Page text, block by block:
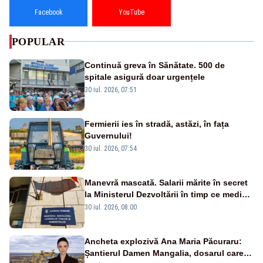
Facebook YouTube
POPULAR
Continuă greva în Sănătate. 500 de
spitale asigură doar urgențele
30 iul. 2026, 07:51
Fermierii ies în stradă, astăzi, în fața
Guvernului!
30 iul. 2026, 07:54
Manevră mascată. Salarii mărite în secret
la Ministerul Dezvoltării în timp ce medicii
ies în stradă
30 iul. 2026, 08:00
Ancheta explozivă Ana Maria Păcuraru:
Șantierul Damen Mangalia, dosarul care